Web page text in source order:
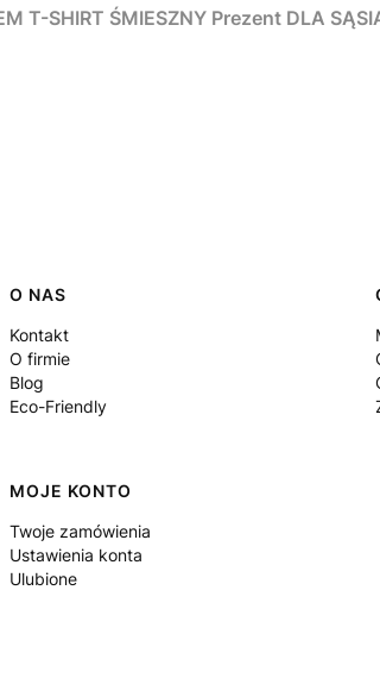
T-SHIRT ŚMIESZNY Prezent DLA
Linki w stopce
O NAS
Kontakt
O firmie
Blog
Eco-Friendly
MOJE KONTO
Twoje zamówienia
Ustawienia konta
Ulubione